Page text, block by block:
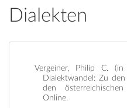
Dialekten
Vergeiner, Philip C.
Dialektwandel: Zu
den
Online.